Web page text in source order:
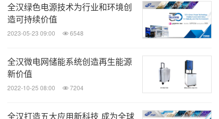
全汉绿色电源技术为行业和环境创
造可持续价值
2023-05-23 09:00 6548
全汉微电网储能系统创造再生能源
新价值
2022-10-25 08:00 7204
全汉打造五大应用新科技 成为全球